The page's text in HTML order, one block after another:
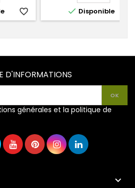
favorite_border  Disponible
D'INFORMATIONS
générales et la politique de
